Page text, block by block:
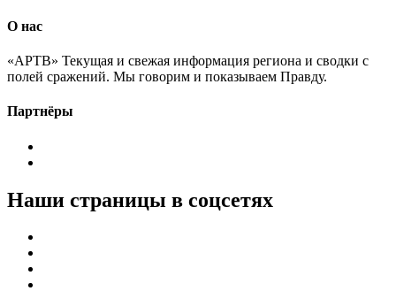
О нас
«АРТВ» Текущая и свежая информация региона и сводки с
полей сражений. Мы говорим и показываем Правду.
Партнёры
Наши страницы в соцсетях